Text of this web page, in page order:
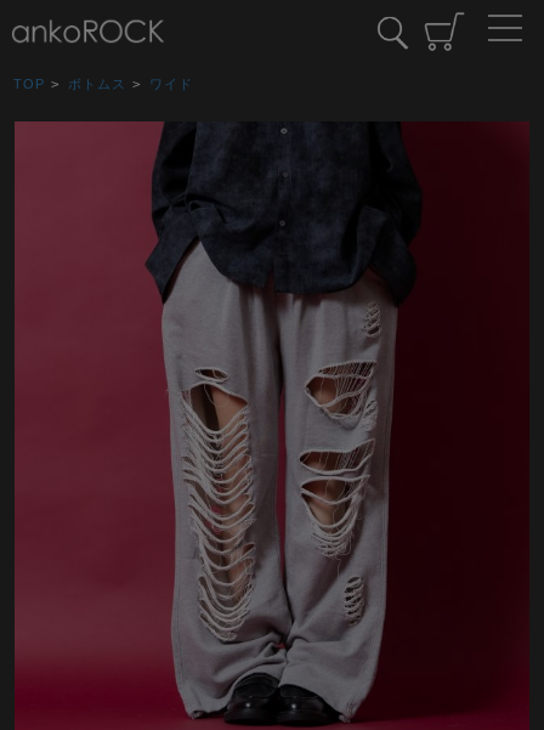
TOP > ボトムス > ワイド